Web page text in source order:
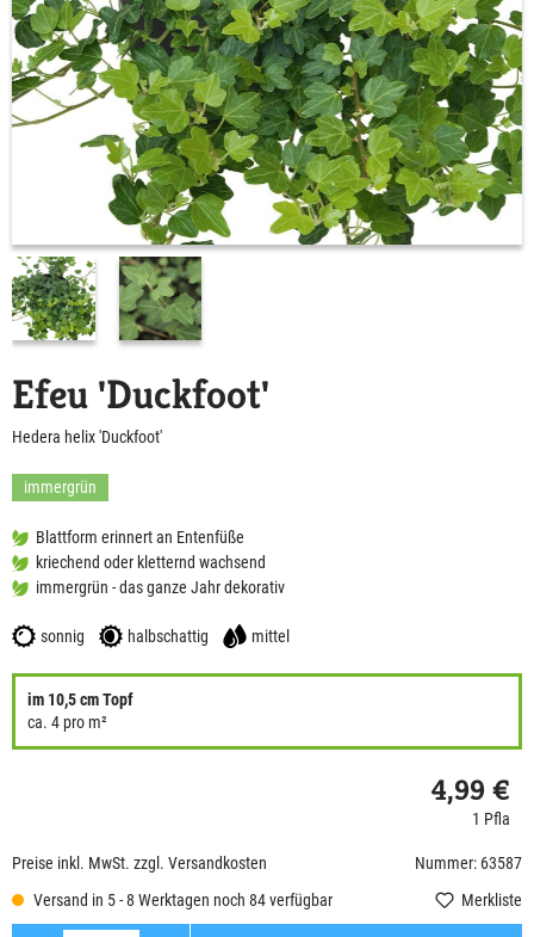
Efeu 'Duckfoot'
Hedera helix 'Duckfoot'
immergrün
Blattform erinnert an Entenfüße
kriechend oder kletternd wachsend
immergrün - das ganze Jahr dekorativ
sonnig halbschattig mittel
im 10,5 cm Topf
ca. 4 pro m²
4,99 €
1 Pfla
Preise inkl. MwSt. zzgl. Versandkosten
Nummer: 63587
Versand in 5 - 8 Werktagen noch 84 verfügbar
Merkliste